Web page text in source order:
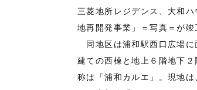
三菱地所レジデンス、大和
地再開発事業」＝写真＝が竣
同地区は浦和駅西口広場に
建ての西棟と地上６階地下
称は「浦和カルエ」。現地